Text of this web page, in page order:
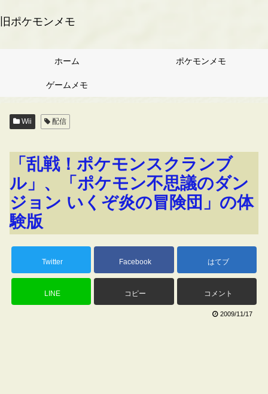
旧ポケモンメモ
ホーム ポケモンメモ
ゲームメモ
Wii 配信
「乱戦！ポケモンスクランブ
ル」、「ポケモン不思議のダン
ジョン いくぞ炎の冒険団」の体
験版
Twitter Facebook はてブ
LINE コピー コメント
2009/11/17